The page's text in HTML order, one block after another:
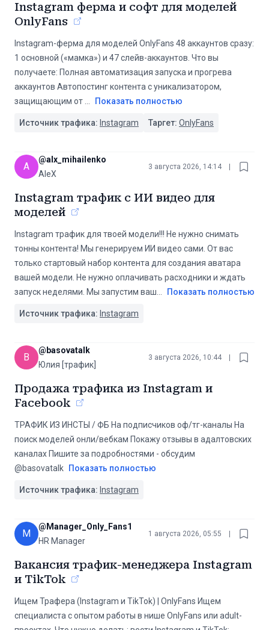
Instagram ферма и софт для моделей
OnlyFans
Instagram-ферма для моделей OnlyFans 48 аккаунтов сразу:
1 основной («мамка») и 47 слейв-аккаунтов. Что вы
получаете: Полная автоматизация запуска и прогрева
аккаунтов Автопостинг контента с уникализатором,
защищающим от
Показать полностью
Источник трафика: Instagram Таргет: OnlyFans
A
@alx_mihailenko
AleX
3 августа 2026, 14:14
Instagram трафик с ИИ видео для
моделей
Instagram трафик для твоей модели!!! ️Не нужно снимать
тонны контента! ️Мы генерируем ИИ видео сами. От вас
только стартовый набор контента для создания аватара
вашей модели. ️Не нужно оплачивать расходники и ждать
запуск неделями. ️Мы запустим ваш
Показать полностью
Источник трафика: Instagram
B
@ basovatalk
Юлия [трафик]
3 августа 2026, 10:44
Продажа трафика из Instagram и
Facebook
ТРАФИК ИЗ ИНСТЫ / ФБ На подписчиков оф/тг-каналы На
поиск моделей онли/вебкам Покажу отзывы в адалтовских
каналах Пишите за подробностями - обсудим
@basovatalk
Показать полностью
Источник трафика: Instagram
M
@ Manager_Only_Fans1
HR Manager
1 августа 2026, 05:55
Вакансия трафик-менеджера Instagram
и TikTok
Ищем Трафера (Instagram и TikTok) | OnlyFans Ищем
специалиста с опытом работы в нише OnlyFans или adult-